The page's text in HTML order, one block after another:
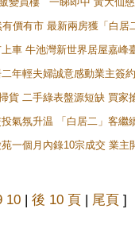
價有市 最新兩房獲「白居
車 牛池灣新世界居屋嘉峰
年輕夫婦誠意感動業主簽
貨 二手綠表盤源短缺 買
氣氛升温 「白居二」客
一個月內錄10宗成交 業
10 | 後 10 頁 | 尾頁 ]